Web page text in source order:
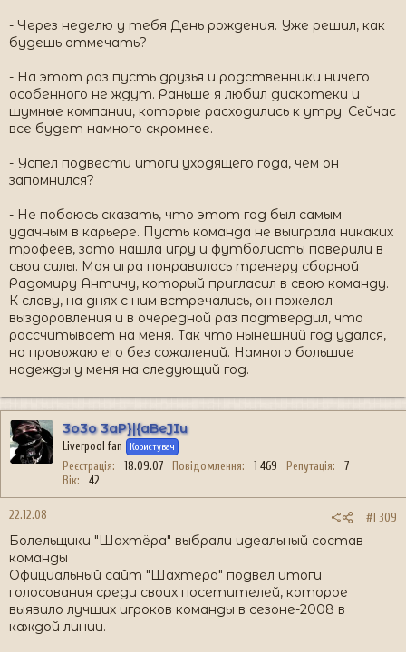
- Через неделю у тебя День рождения. Уже решил, как
будешь отмечать?
- На этот раз пусть друзья и родственники ничего
особенного не ждут. Раньше я любил дискотеки и
шумные компании, которые расходились к утру. Сейчас
все будет намного скромнее.
- Успел подвести итоги уходящего года, чем он
запомнился?
- Не побоюсь сказать, что этот год был самым
удачным в карьере. Пусть команда не выиграла никаких
трофеев, зато нашла игру и футболисты поверили в
свои силы. Моя игра понравилась тренеру сборной
Радомиру Античу, который пригласил в свою команду.
К слову, на днях с ним встречались, он пожелал
выздоровления и в очередной раз подтвердил, что
рассчитывает на меня. Так что нынешний год удался,
но провожаю его без сожалений. Намного большие
надежды у меня на следующий год.
3o3o 3aP}|{aBeJIu
Liverpool fan Користувач
Реєстрація 18.09.07 Повідомлення 1 469 Репутація
7
Вік
42
22.12.08 #1 309
Болельщики "Шахтёра" выбрали идеальный состав
команды
Официальный сайт "Шахтёра" подвел итоги
голосования среди своих посетителей, которое
выявило лучших игроков команды в сезоне-2008 в
каждой линии.